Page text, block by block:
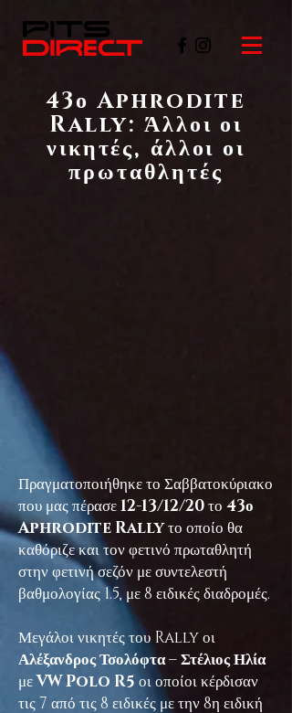
43ο Aphrodite
Rally: Άλλοι οι
νικητές, άλλοι οι
πρωταθλητές
Πραγματοποιήθηκε το Σαββατοκύριακο
που μας πέρασε12-13/12/20το 43ο
Aphrodite Rallyτο οποίο θα
καθόριζε και τον φετινό πρωταθλητή
στην φετινή σεζόν με συντελεστή
βαθμολογίας 1.5, με 8 ειδικές διαδρομές.
Μεγάλοι νικητές του Rally οι
Αλέξανδρος Τσολόφτα – Στέλιος Ηλία
μεVW Polo R5 οι οποίοι κέρδισαν
τις 7 από τις 8 ειδικές με την 8η ειδική